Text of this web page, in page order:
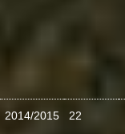
2014/2015 22